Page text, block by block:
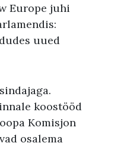
Europe juhi
uued
koostööd
Komisjon
osalema